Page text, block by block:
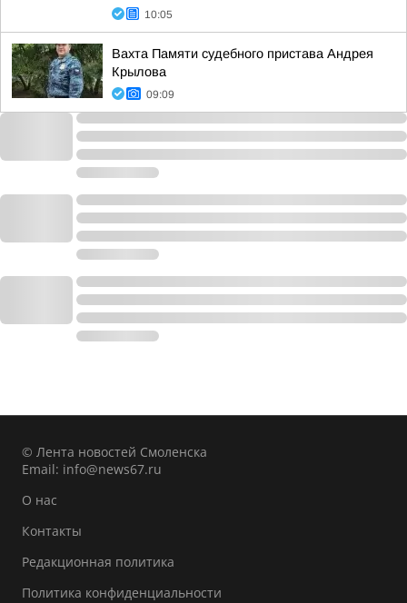
10:05
Вахта Памяти судебного пристава Андрея
Крылова
09:09
© Лента новостей Смоленска
Email: info@news67.ru
О нас
Контакты
Редакционная политика
Политика конфиденциальности